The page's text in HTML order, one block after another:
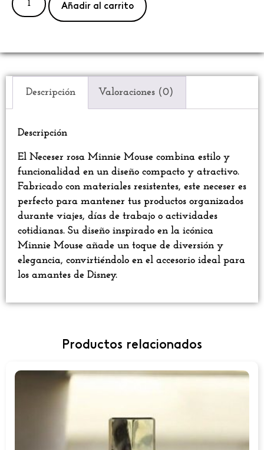
Añadir al carrito
Descripción Valoraciones (0)
Descripción
El Neceser rosa Minnie Mouse combina estilo y
funcionalidad en un diseño compacto y atractivo.
Fabricado con materiales resistentes, este neceser es
perfecto para mantener tus productos organizados
durante viajes, días de trabajo o actividades
cotidianas. Su diseño inspirado en la icónica
Minnie Mouse añade un toque de diversión y
elegancia, convirtiéndolo en el accesorio ideal para
los amantes de Disney.
Productos relacionados